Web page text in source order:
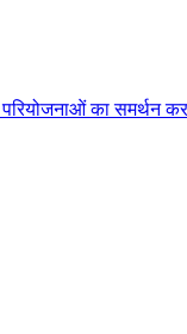
परियोजनाओं का समर्थन